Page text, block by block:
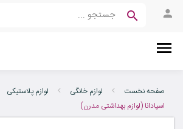
صفحه نخست لوازم خانگی
لوازم پلاستیکی
اسپادانا (لوازم بهداشتی مدرن)